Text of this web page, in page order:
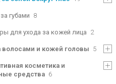
губами 8
для ухода за кожей лица 2
волосами и кожей головы 5
косметика и
средства 6